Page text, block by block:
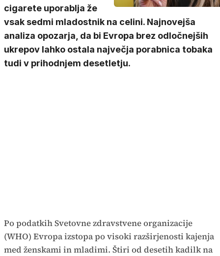
cigarete uporablja že
vsak sedmi mladostnik na celini. Najnovejša
analiza opozarja, da bi Evropa brez odločnejših
ukrepov lahko ostala največja porabnica tobaka
tudi v prihodnjem desetletju.
Po podatkih Svetovne zdravstvene organizacije
(WHO) Evropa izstopa po visoki razširjenosti kajenja
med ženskami in mladimi. Štiri od desetih kadilk na